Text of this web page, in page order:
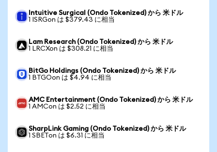
Intuitive Surgical (Ondo Tokenized) から 米ドル
1 ISRGon は $379.43 に相当
Lam Research (Ondo Tokenized) から 米ドル
1 LRCXon は $308.21 に相当
BitGo Holdings (Ondo Tokenized) から 米ドル
1 BTGOon は $4.94 に相当
AMC Entertainment (Ondo Tokenized) から 米ドル
1 AMCon は $2.52 に相当
SharpLink Gaming (Ondo Tokenized) から 米ドル
1 SBETon は $6.31 に相当